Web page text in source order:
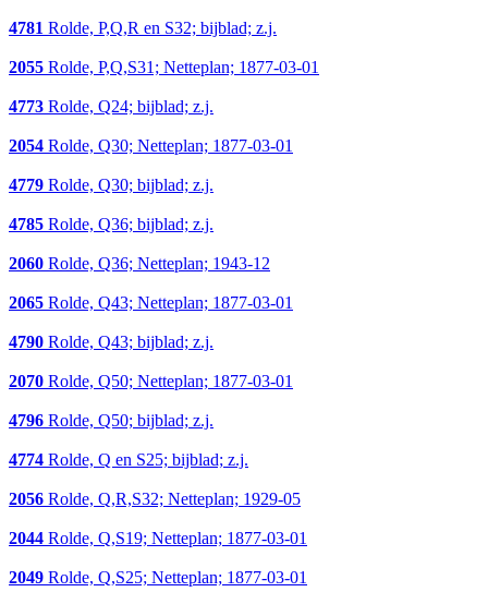
4781 Rolde, P,Q,R en S32; bijblad; z.j.
2055 Rolde, P,Q,S31; Netteplan; 1877-03-01
4773 Rolde, Q24; bijblad; z.j.
2054 Rolde, Q30; Netteplan; 1877-03-01
4779 Rolde, Q30; bijblad; z.j.
4785 Rolde, Q36; bijblad; z.j.
2060 Rolde, Q36; Netteplan; 1943-12
2065 Rolde, Q43; Netteplan; 1877-03-01
4790 Rolde, Q43; bijblad; z.j.
2070 Rolde, Q50; Netteplan; 1877-03-01
4796 Rolde, Q50; bijblad; z.j.
4774 Rolde, Q en S25; bijblad; z.j.
2056 Rolde, Q,R,S32; Netteplan; 1929-05
2044 Rolde, Q,S19; Netteplan; 1877-03-01
2049 Rolde, Q,S25; Netteplan; 1877-03-01